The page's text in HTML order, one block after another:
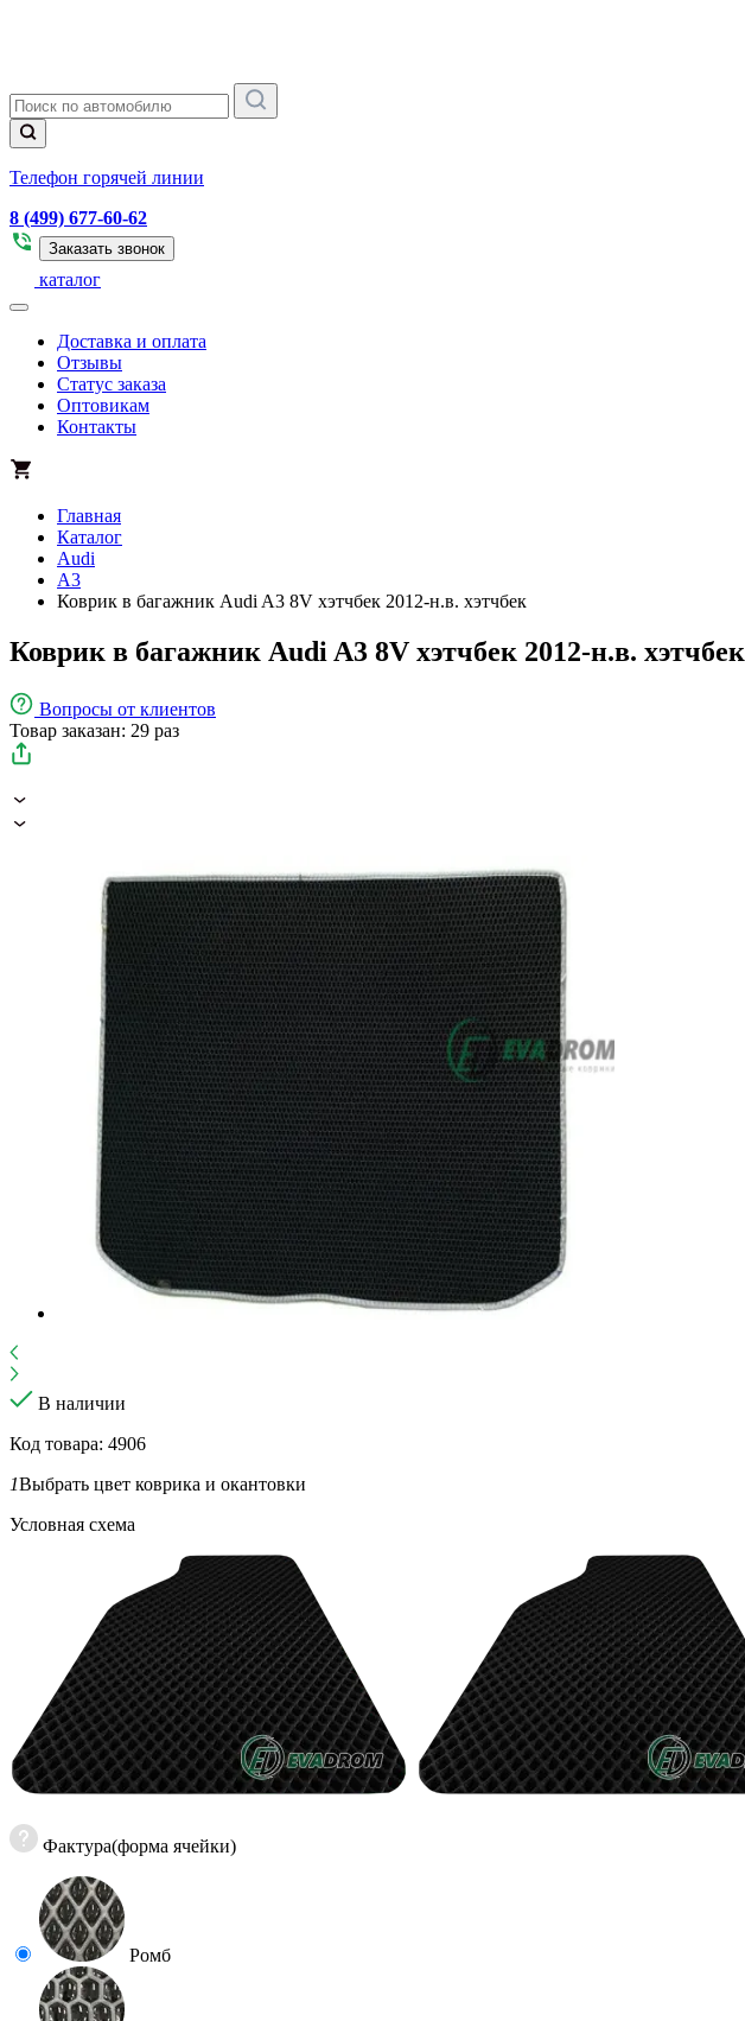
Телефон горячей линии
8 (499) 677-60-62
Заказать звонок
каталог
Доставка и оплата
Отзывы
Статус заказа
Оптовикам
Контакты
Главная
Каталог
Audi
A3
Коврик в багажник Audi A3 8V хэтчбек 2012-н.в. хэтчбек
Коврик в багажник Audi A3 8V хэтчбек 2012-н.в. хэтчбек
Вопросы от клиентов
Товар заказан: 29 раз
В наличии
Код товара: 4906
1Выбрать цвет коврика и окантовки
Условная схема
Фактура(форма ячейки)
Ромб